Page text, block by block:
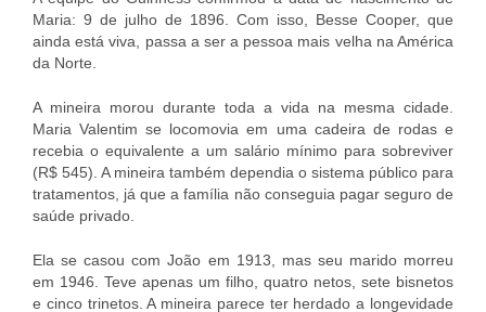
Maria: 9 de julho de 1896. Com isso, Besse Cooper, que
ainda está viva, passa a ser a pessoa mais velha na América
da Norte.
A mineira morou durante toda a vida na mesma cidade.
Maria Valentim se locomovia em uma cadeira de rodas e
recebia o equivalente a um salário mínimo para sobreviver
(R$ 545). A mineira também dependia o sistema público para
tratamentos, já que a família não conseguia pagar seguro de
saúde privado.
Ela se casou com João em 1913, mas seu marido morreu
em 1946. Teve apenas um filho, quatro netos, sete bisnetos
e cinco trinetos. A mineira parece ter herdado a longevidade